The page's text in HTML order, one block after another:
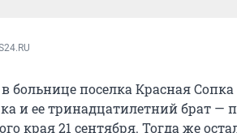
больнице поселка Красная
и ее тринадцатилетний брат —
края 21 сентября. Тогда же